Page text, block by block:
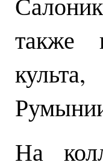
также
На